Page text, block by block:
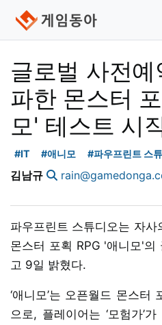
글로벌 사전
파한 몬스터
모' 테스트 시
#IT #애니모 #파우프린트 스
김남규
파우프린트 스튜디오는 자
몬스터 포획 RPG '애니모'
고 9일 밝혔다.
‘애니모’는 오픈월드 몬스터
으로, 플레이어는 ‘모험가’